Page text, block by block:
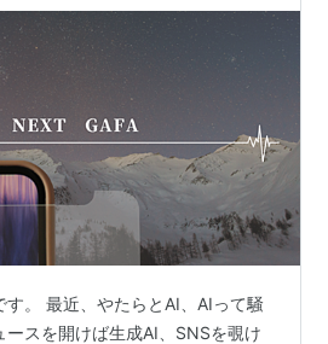
す。 最近、やたらとAI、AIって騒
スを開けば生成AI、SNSを覗け